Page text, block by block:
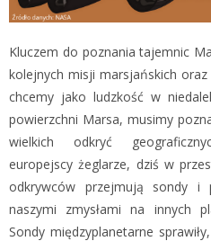
Kluczem do poznania tajemnic
kolejnych misji marsjańskich oraz
chcemy jako ludzkość w
powierzchni Marsa, musimy
wielkich odkryć
europejscy żeglarze, dziś w
odkrywców przejmują sondy i
naszymi zmysłami na innych
Sondy międzyplanetarne